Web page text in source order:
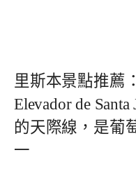
里斯本景點推薦
Elevador de
的天際線，是葡
一